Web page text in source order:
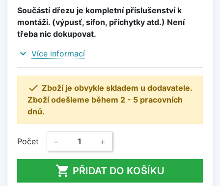
Součástí dřezu je kompletní příslušenství k
montáži. (výpusť, sifon, příchytky atd.) Není
třeba nic dokupovat.
expand_more Více informací
 Zboží je obvykle skladem u dodavatele.
Zboží odešleme během 2 - 5 pracovních
dnů.
Počet − +
 PŘIDAT DO KOŠÍKU